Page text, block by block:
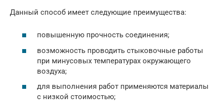
Данный способ имеет следующие преимущества:
повышенную прочность соединения;
возможность проводить стыковочные работы
при минусовых температурах окружающего
воздуха;
для выполнения работ применяются материалы
с низкой стоимостью;